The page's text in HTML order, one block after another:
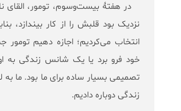
در هفتۀ بیست‌و‌سوم، تومور، القای
نزدیک بود قلبش را از کار بیندازد،
انتخاب می‌کردیم؛ اجازه دهیم
خود فرو برد یا یک شانس زندگی به
تصمیمی بسیار ساده برای ما بود. ما
زندگی دوباره دادیم.